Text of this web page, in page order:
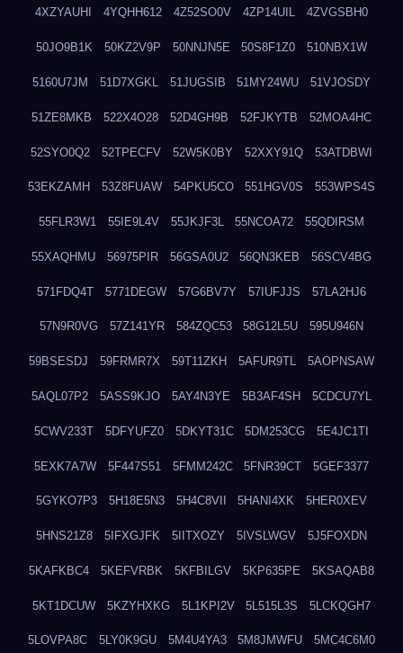
4XZYAUHI 4YQHH612 4Z52SO0V 4ZP14UIL 4ZVGSBH0
50JO9B1K 50KZ2V9P 50NNJN5E 50S8F1Z0 510NBX1W
5160U7JM 51D7XGKL 51JUGSIB 51MY24WU 51VJOSDY
51ZE8MKB 522X4O28 52D4GH9B 52FJKYTB 52MOA4HC
52SYO0Q2 52TPECFV 52W5K0BY 52XXY91Q 53ATDBWI
53EKZAMH 53Z8FUAW 54PKU5CO 551HGV0S 553WPS4S
55FLR3W1 55IE9L4V 55JKJF3L 55NCOA72 55QDIRSM
55XAQHMU 56975PIR 56GSA0U2 56QN3KEB 56SCV4BG
571FDQ4T 5771DEGW 57G6BV7Y 57IUFJJS 57LA2HJ6
57N9R0VG 57Z141YR 584ZQC53 58G12L5U 595U946N
59BSESDJ 59FRMR7X 59T11ZKH 5AFUR9TL 5AOPNSAW
5AQL07P2 5ASS9KJO 5AY4N3YE 5B3AF4SH 5CDCU7YL
5CWV233T 5DFYUFZ0 5DKYT31C 5DM253CG 5E4JC1TI
5EXK7A7W 5F447S51 5FMM242C 5FNR39CT 5GEF3377
5GYKO7P3 5H18E5N3 5H4C8VII 5HANI4XK 5HER0XEV
5HNS21Z8 5IFXGJFK 5IITXOZY 5IVSLWGV 5J5FOXDN
5KAFKBC4 5KEFVRBK 5KFBILGV 5KP635PE 5KSAQAB8
5KT1DCUW 5KZYHXKG 5L1KPI2V 5L515L3S 5LCKQGH7
5LOVPA8C 5LY0K9GU 5M4U4YA3 5M8JMWFU 5MC4C6M0